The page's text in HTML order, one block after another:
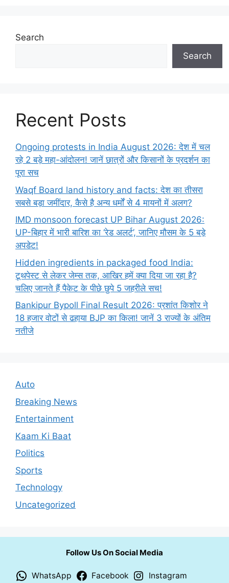
Search
Search
Recent Posts
Ongoing protests in India August 2026: देश में चल
रहे 2 बड़े महा-आंदोलन! जानें छात्रों और किसानों के प्रदर्शन का
पूरा सच
Waqf Board land history and facts: देश का तीसरा
सबसे बड़ा जमींदार, कैसे है अन्य धर्मों से 4 मायनों में अलग?
IMD monsoon forecast UP Bihar August 2026:
UP-बिहार में भारी बारिश का ‘रेड अलर्ट’, जानिए मौसम के 5 बड़े
अपडेट!
Hidden ingredients in packaged food India:
टूथपेस्ट से लेकर जेम्स तक, आखिर हमें क्या दिया जा रहा है?
चलिए जानते हैं पैकेट के पीछे छुपे 5 जहरीले सच!
Bankipur Bypoll Final Result 2026: प्रशांत किशोर ने
18 हजार वोटों से ढहाया BJP का किला! जानें 3 राज्यों के अंतिम
नतीजे
Auto
Breaking News
Entertainment
Kaam Ki Baat
Politics
Sports
Technology
Uncategorized
Follow Us On Social Media
WhatsApp Facebook Instagram